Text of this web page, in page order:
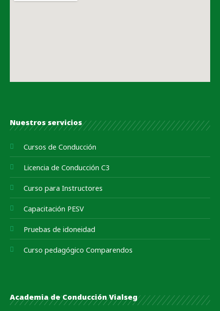
Nuestros servicios
Cursos de Conducción
Licencia de Conducción C3
Curso para Instructores
Capacitación PESV
Pruebas de idoneidad
Curso pedagógico Comparendos
Academia de Conducción Vialseg